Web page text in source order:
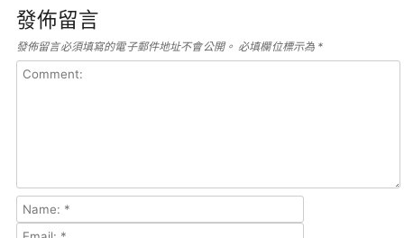
發佈留言
發佈留言必須填寫的電子郵件地址不會公開。 必填欄位標示為 *